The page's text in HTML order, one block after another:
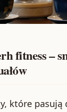
fitness –
które pasują